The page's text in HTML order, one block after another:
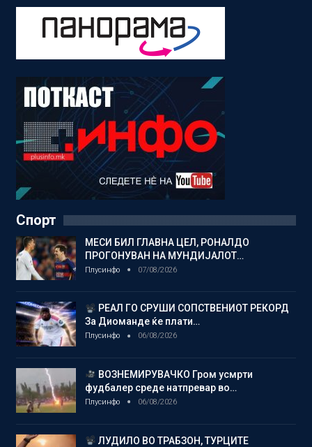
Спорт
МЕСИ БИЛ ГЛАВНА ЦЕЛ, РОНАЛДО
ПРОГОНУВАН НА МУНДИЈАЛОТ…
Плусинфо 07/08/2026
РЕАЛ ГО СРУШИ СОПСТВЕНИОТ РЕКОРД
За Диоманде ќе плати…
Плусинфо 06/08/2026
ВОЗНЕМИРУВАЧКО Гром усмрти
фудбалер среде натпревар во…
Плусинфо 06/08/2026
ЛУДИЛО ВО ТРАБЗОН, ТУРЦИТЕ